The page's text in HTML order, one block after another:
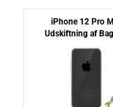
iPhone 12 Pro
Udskiftning af